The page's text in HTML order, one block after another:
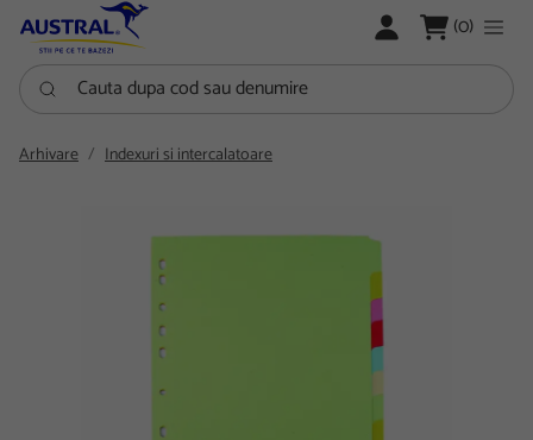
LOGARE (0)
Cauta dupa cod sau denumire
Arhivare Indexuri si intercalatoare